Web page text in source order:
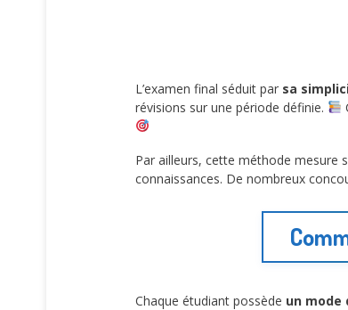
L’examen final séduit par sa
révisions sur une période définie.
Par ailleurs, cette méthode mesure
connaissances. De nombreux
Chaque étudiant possède un mode